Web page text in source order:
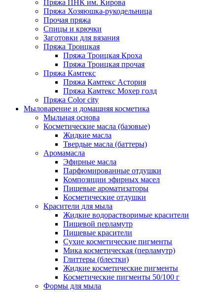
Пряжа ПНК им. Кирова
Пряжа Хозяюшка-рукодельница
Прочая пряжа
Спицы и крючки
Заготовки для вязания
Пряжа Троицкая
Пряжа Троицкая Кроха
Пряжа Троицкая прочая
Пряжа Камтекс
Пряжа Камтекс Астория
Пряжа Камтекс Мохер голд
Пряжа Color city
Мыловарение и домашняя косметика
Мыльная основа
Косметические масла (базовые)
Жидкие масла
Твердые масла (баттеры)
Аромамасла
Эфирные масла
Парфюмированные отдушки
Композиции эфирных масел
Пищевые ароматизаторы
Косметические отдушки
Красители для мыла
Жидкие водорастворимые красители
Пищевой перламутр
Пищевые красители
Сухие косметические пигменты
Мика косметическая (перламутр)
Глиттеры (блестки)
Жидкие косметические пигменты
Косметические пигменты 50/100 г
Формы для мыла